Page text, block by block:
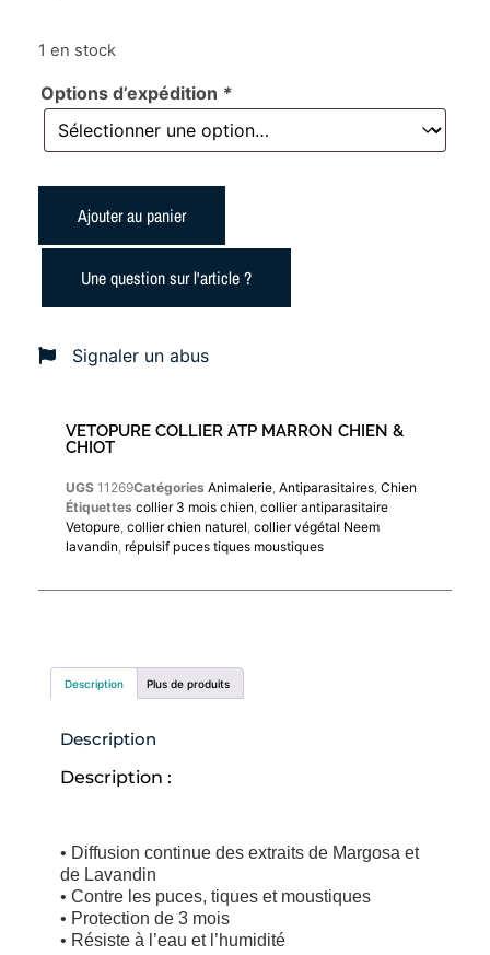
1 en stock
Options d’expédition *
Ajouter au panier
Une question sur l'article ?
Signaler un abus
VETOPURE COLLIER ATP MARRON CHIEN &
CHIOT
UGS 11269Catégories Animalerie Antiparasitaires Chien
Étiquettes collier 3 mois chien collier antiparasitaire
Vetopure collier chien naturel collier végétal Neem
lavandin répulsif puces tiques moustiques
Description Plus de produits
Description
Description :
• Diffusion continue des extraits de Margosa et
de Lavandin
• Contre les puces, tiques et moustiques
• Protection de 3 mois
• Résiste à l’eau et l’humidité